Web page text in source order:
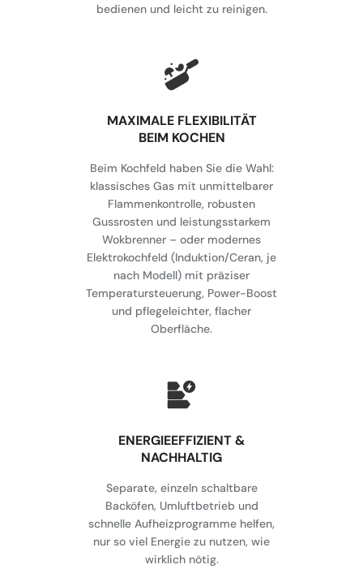
bedienen und leicht zu reinigen.
MAXIMALE FLEXIBILITÄT
BEIM KOCHEN
Beim Kochfeld haben Sie die Wahl:
klassisches Gas mit unmittelbarer
Flammenkontrolle, robusten
Gussrosten und leistungsstarkem
Wokbrenner – oder modernes
Elektrokochfeld (Induktion/Ceran, je
nach Modell) mit präziser
Temperatursteuerung, Power-Boost
und pflegeleichter, flacher
Oberfläche.
⁠ENERGIEEFFIZIENT &
NACHHALTIG
Separate, einzeln schaltbare
Backöfen, Umluftbetrieb und
schnelle Aufheizprogramme helfen,
nur so viel Energie zu nutzen, wie
wirklich nötig.